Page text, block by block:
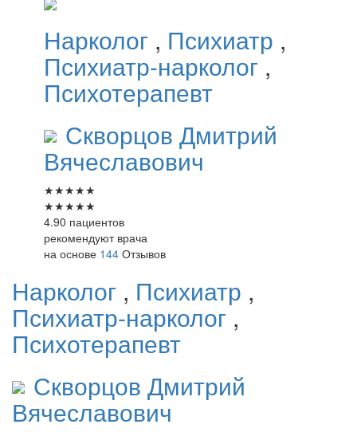
Нарколог , Психиатр ,
Психиатр-нарколог,
Психотерапевт
Скворцов Дмитрий
Вячеславович
★★★★★
★★★★★
4.90 пациентов
рекомендуют врача
на основе 144 Отзывов
Нарколог , Психиатр ,
Психиатр-нарколог,
Психотерапевт
Скворцов Дмитрий
Вячеславович